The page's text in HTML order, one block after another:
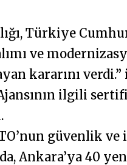
Türkiye
ve
kararını
ilgili
güvenlik
Ankara’ya 40